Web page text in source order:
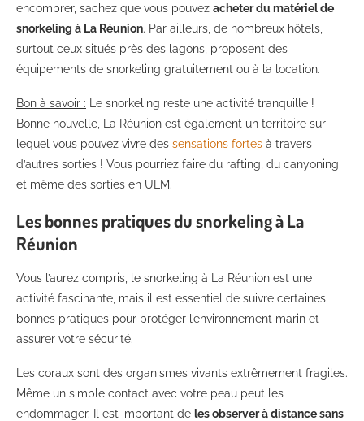
encombrer, sachez que vous pouvez acheter du matériel de
snorkeling à La Réunion. Par ailleurs, de nombreux hôtels,
surtout ceux situés près des lagons, proposent des
équipements de snorkeling gratuitement ou à la location.
Bon à savoir : Le snorkeling reste une activité tranquille !
Bonne nouvelle, La Réunion est également un territoire sur
lequel vous pouvez vivre des sensations fortes à travers
d’autres sorties ! Vous pourriez faire du rafting, du canyoning
et même des sorties en ULM.
Les bonnes pratiques du snorkeling à La
Réunion
Vous l’aurez compris, le snorkeling à La Réunion est une
activité fascinante, mais il est essentiel de suivre certaines
bonnes pratiques pour protéger l’environnement marin et
assurer votre sécurité.
Les coraux sont des organismes vivants extrêmement fragiles.
Même un simple contact avec votre peau peut les
endommager. Il est important de les observer à distance sans